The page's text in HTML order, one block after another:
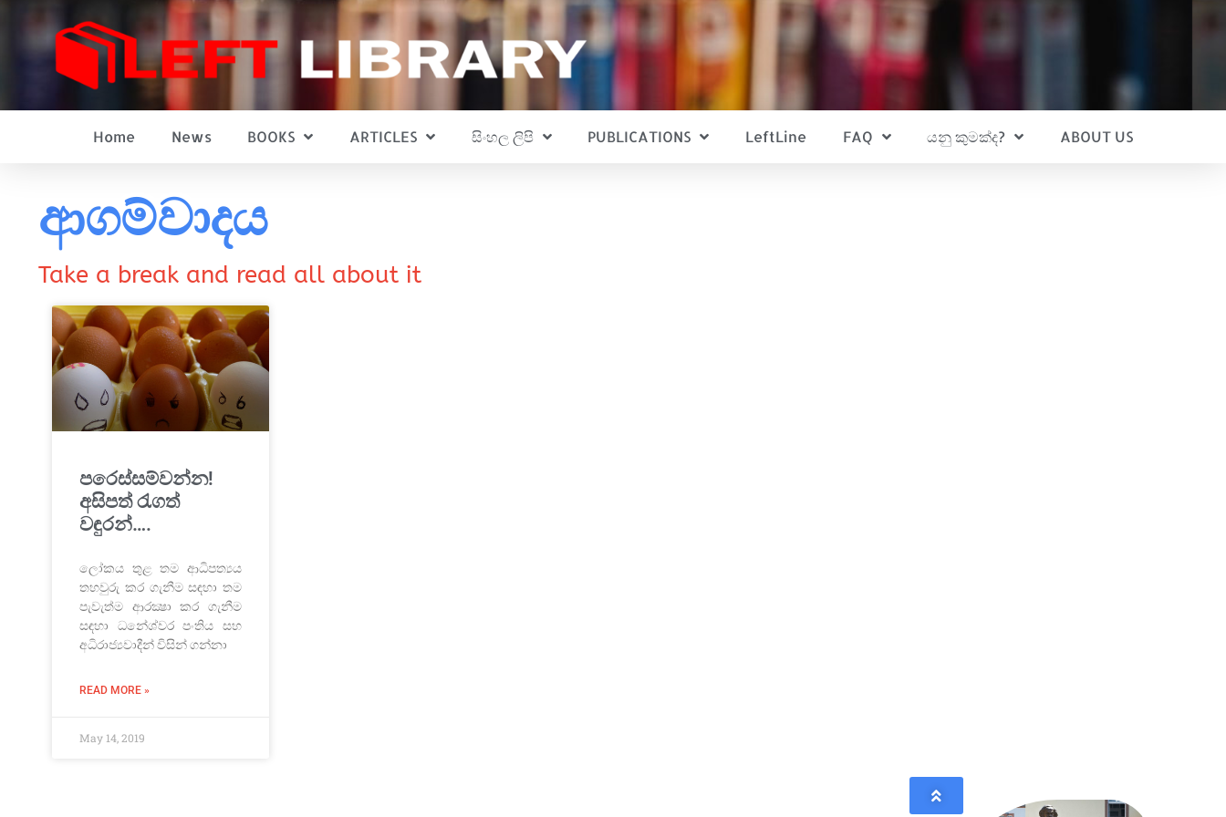
Home News BOOKS ARTICLES සිංහල ලිපි PUBLICATIONS LeftLine FAQ යනු කුමක්ද? ABOUT US
ආගම්වාදය
Take a break and read all about it
පරෙස්සම්වන්න!
අසිපත් රැගත්
වඳුරන්….
ලෝකය තුළ තම ආධිපත්‍යය
තහවුරු කර ගැනීම සඳහා තම
පැවැත්ම ආරක්‍ෂා කර ගැනීම
සඳහා ධනේශ්වර පංතිය සහ
අධිරාජ්‍යවාදීන් විසින් ගන්නා
READ MORE »
May 14, 2019